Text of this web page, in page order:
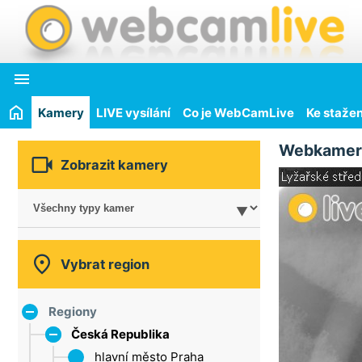

Kamery LIVE vysílání Co je WebCamLive Ke
 Zobrazit kamery
 Vybrat region
Regiony
Česká Republika
hlavní město Praha